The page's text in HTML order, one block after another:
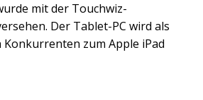
mit der Touchwiz-
Der Tablet-PC wird als
zum Apple iPad